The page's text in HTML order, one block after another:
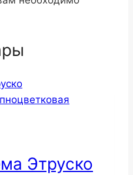
Этруско